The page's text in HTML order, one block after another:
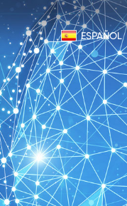
ESPAÑOL